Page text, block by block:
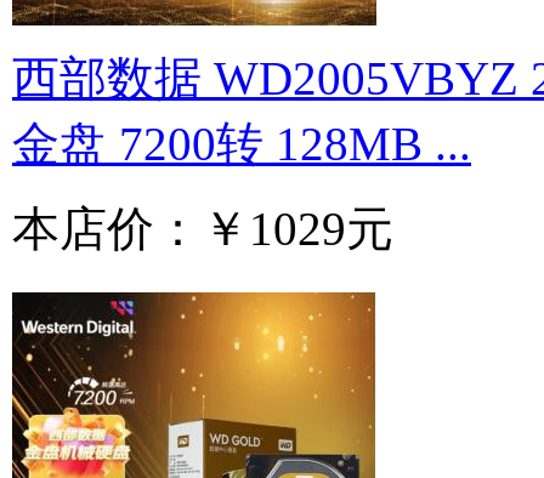
西部数据 WD2005VBYZ
金盘 7200转 128MB ...
本店价：
￥1029元